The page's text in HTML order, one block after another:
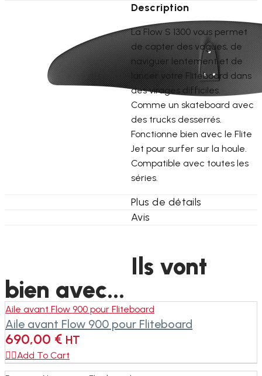
Description
La Flow S 1300 vous permet
de capter des vagues, de
naviguer lentement et de
lancer votre Fliteboard dans
des virages difficiles.
Comme un skateboard avec
des trucks desserrés.
Fonctionne bien avec le Flite
Jet pour surfer sur la houle.
Compatible avec toutes les
séries.
Plus de détails
Avis
Ils vont
bien avec...
Aile avant Flow 900 pour Fliteboard
Aile avant Flow 900 pour Fliteboard
690,00 € HT
Add To Cart